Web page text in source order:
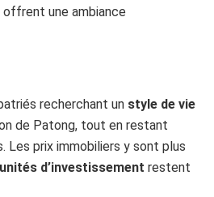
offrent une ambiance
recherchant un style de vie
de Patong, tout en restant
Les prix immobiliers y sont plus
d’investissement restent